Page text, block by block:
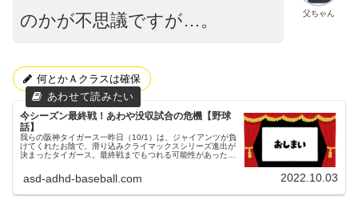
父ちゃん
のかが不思議ですが…。
何とかＡクラスは確保
今シーズン最終戦！あわや没収試合の危機【野球
話】
我らの阪神タイガース一昨日（10/1）は、ジャイアンツが負
けてくれたお陰で、滑り込みクライマックスシリーズ進出が
決まったタイガース。最終戦までもつれる可能性があったの
asd-adhd-baseball.com 2022.10.03